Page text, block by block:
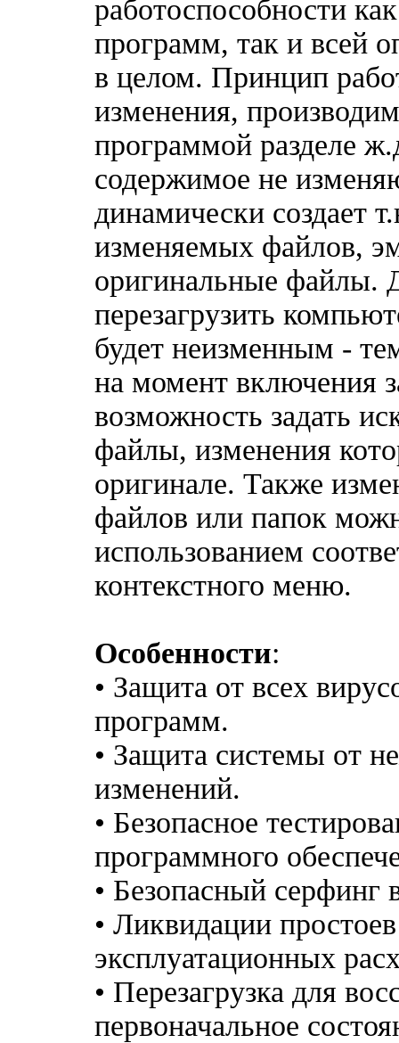
работоспособности
программ, так и всей
в целом. Принцип
изменения,
программой разделе
содержимое не
динамически создает
изменяемых файлов,
оригинальные файлы.
перезагрузить
будет неизменным -
на момент включения
возможность задать
файлы, изменения
оригинале. Также
файлов или папок
использованием
контекстного меню.
Особенности:
• Защита от всех
программ.
• Защита системы от
изменений.
• Безопасное
программного
• Безопасный серфинг
• Ликвидации
эксплуатационных
• Перезагрузка для
первоначальное